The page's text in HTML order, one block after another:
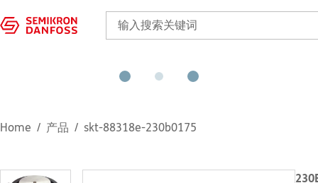
Home 产品 skt-88318e-230b0175